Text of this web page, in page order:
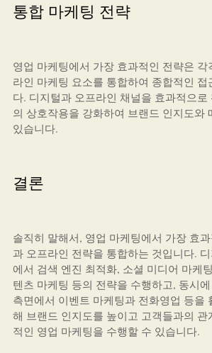
통합 마케팅 전략
영업 마케팅에서 가장 효과적인 전략은 각
라인 마케팅 요소를 통합하여 종합적인 접
다. 디지털과 오프라인 채널을 효과적으
의 상호작용을 강화하여 브랜드 인지도와
있습니다.
결론
솔직히 말해서, 영업 마케팅에서 가장 효
과 오프라인 전략을 통합하는 것입니다.
에서 검색 엔진 최적화, 소셜 미디어 마케
텐츠 마케팅 등의 전략을 수행하고, 동시
측면에서 이벤트 마케팅과 전화영업 등을
해 브랜드 인지도를 높이고 고객들과의
적인 영업 마케팅을 수행할 수 있습니다.